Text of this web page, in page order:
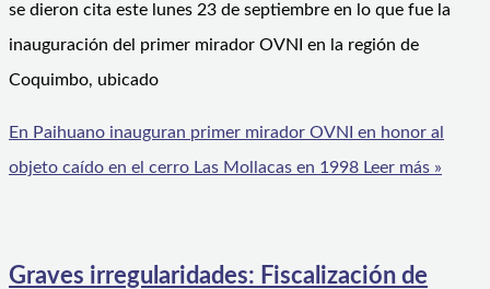
se dieron cita este lunes 23 de septiembre en lo que fue la
inauguración del primer mirador OVNI en la región de
Coquimbo, ubicado
En Paihuano inauguran primer mirador OVNI en honor al
objeto caído en el cerro Las Mollacas en 1998 Leer más »
Graves irregularidades: Fiscalización de